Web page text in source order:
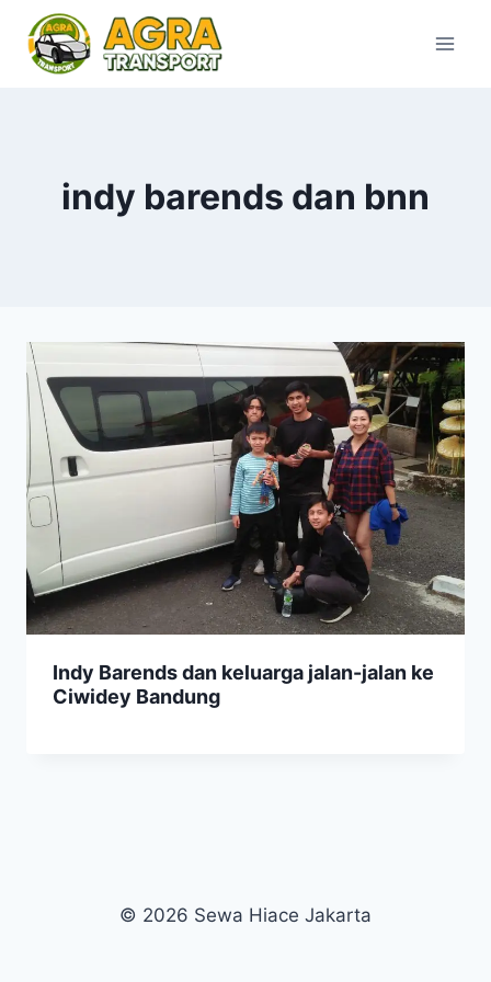
content
indy barends dan bnn
Indy Barends dan keluarga jalan-jalan ke
Ciwidey Bandung
© 2026 Sewa Hiace Jakarta